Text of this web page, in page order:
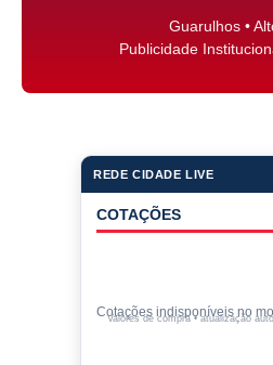
Guarulhos •
Publicidade
REDE CIDADE LIVE
COTAÇÕES
Cotações indisponíveis no
Valores de compra • atualização